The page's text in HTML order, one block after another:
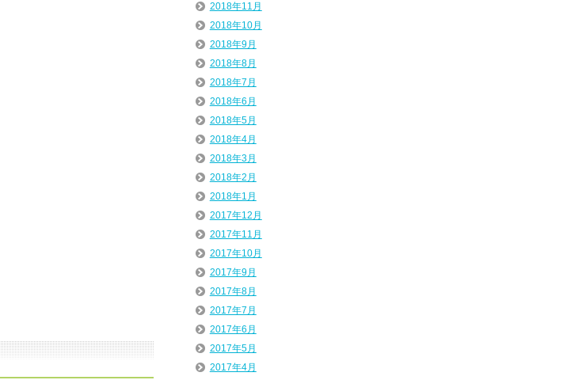
2018年11月
2018年10月
2018年9月
2018年8月
2018年7月
2018年6月
2018年5月
2018年4月
2018年3月
2018年2月
2018年1月
2017年12月
2017年11月
2017年10月
2017年9月
2017年8月
2017年7月
2017年6月
2017年5月
2017年4月